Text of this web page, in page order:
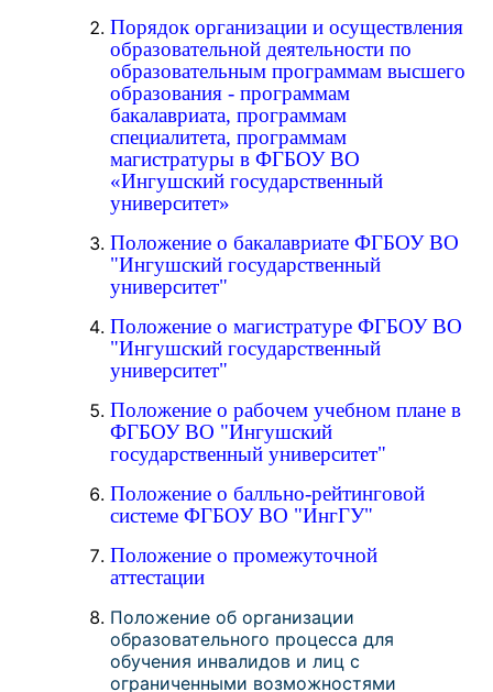
Порядок организации и осуществления
образовательной деятельности по
образовательным программам высшего
образования - программам
бакалавриата, программам
специалитета, программам
магистратуры в ФГБОУ ВО
«Ингушский государственный
университет»
Положение о бакалавриате ФГБОУ ВО
"Ингушский государственный
университет"
Положение о магистратуре ФГБОУ ВО
"Ингушский государственный
университет"
Положение о рабочем учебном плане в
ФГБОУ ВО "Ингушский
государственный университет"
Положение о балльно-рейтинговой
системе ФГБОУ ВО "ИнгГУ"
Положение о промежуточной
аттестации
Положение об организации
образовательного процесса для
обучения инвалидов и лиц с
ограниченными возможностями